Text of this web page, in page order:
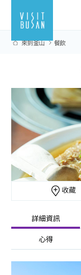
來到釜山 餐飲
收藏
詳細資訊
心得